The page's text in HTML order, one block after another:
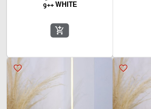
WHITE ++و
add_shopping_cart
favorite_border
favorite_border